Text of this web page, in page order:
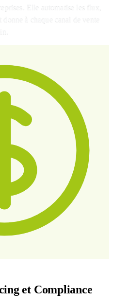
Elle automatise les flux,
à chaque canal de vente
et Compliance